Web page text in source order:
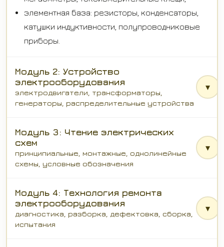
элементная база: резисторы, конденсаторы,
катушки индуктивности, полупроводниковые
приборы.
Модуль 2: Устройство
электрооборудования
электродвигатели, трансформаторы,
генераторы, распределительные устройства
▾
Модуль 3: Чтение электрических
схем
принципиальные, монтажные, однолинейные
схемы, условные обозначения
▾
Модуль 4: Технология ремонта
электрооборудования
диагностика, разборка, дефектовка, сборка,
испытания
▾